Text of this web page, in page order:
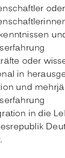
oder
oder
in
und
in die